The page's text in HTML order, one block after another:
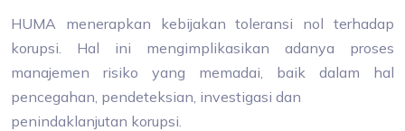
HUMA menerapkan kebijakan toleransi nol terhadap
korupsi. Hal ini mengimplikasikan adanya proses
manajemen risiko yang memadai, baik dalam hal
pencegahan, pendeteksian, investigasi dan
penindaklanjutan korupsi.